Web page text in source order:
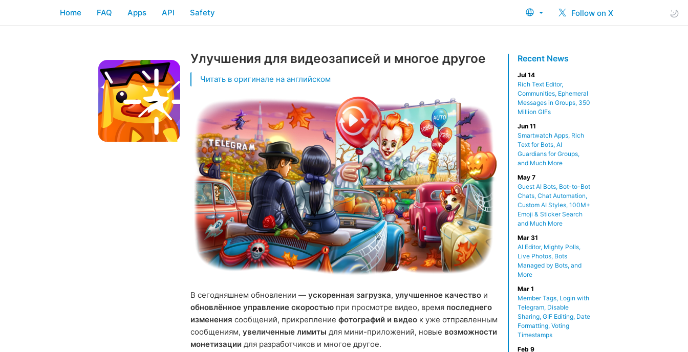
Follow on X
Home FAQ Apps API Safety
Recent News
Jul 14
Rich Text Editor,
Communities, Ephemeral
Messages in Groups, 350
Million GIFs
Jun 11
Smartwatch Apps, Rich
Text for Bots, AI
Guardians for Groups,
and Much More
May 7
Guest AI Bots, Bot-to-Bot
Chats, Chat Automation,
Custom AI Styles, 100M+
Emoji & Sticker Search
and Much More
Mar 31
AI Editor, Mighty Polls,
Live Photos, Bots
Managed by Bots, and
More
Mar 1
Member Tags, Login with
Telegram, Disable
Sharing, GIF Editing, Date
Formatting, Voting
Timestamps
Feb 9
Улучшения для видеозаписей и многое другое
Читать в оригинале на английском
В сегодняшнем обновлении — ускоренная загрузка, улучшенное качество и
обновлённое управление скоростью при просмотре видео, время последнего
изменения сообщений, прикрепление фотографий и видео к уже отправленным
сообщениям, увеличенные лимиты для мини-приложений, новые возможности
монетизации для разработчиков и многое другое.